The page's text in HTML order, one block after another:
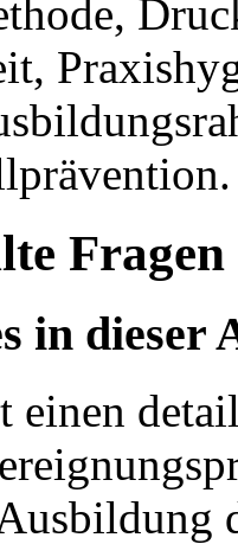
Fragen
in dieser
einen